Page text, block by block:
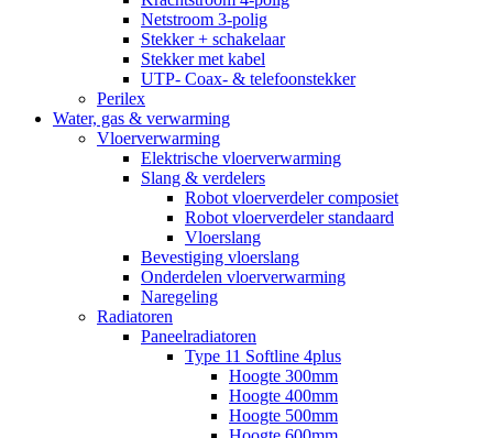
Netstroom 3-polig
Stekker + schakelaar
Stekker met kabel
UTP- Coax- & telefoonstekker
Perilex
Water, gas & verwarming
Vloerverwarming
Elektrische vloerverwarming
Slang & verdelers
Robot vloerverdeler composiet
Robot vloerverdeler standaard
Vloerslang
Bevestiging vloerslang
Onderdelen vloerverwarming
Naregeling
Radiatoren
Paneelradiatoren
Type 11 Softline 4plus
Hoogte 300mm
Hoogte 400mm
Hoogte 500mm